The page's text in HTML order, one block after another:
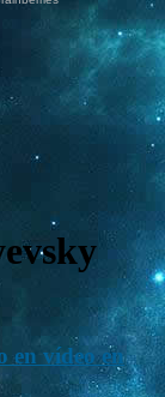
en vídeo en